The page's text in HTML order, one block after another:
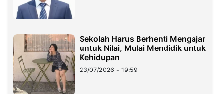
Sekolah Harus Berhenti Mengajar
untuk Nilai, Mulai Mendidik untuk
Kehidupan
23/07/2026 - 19:59